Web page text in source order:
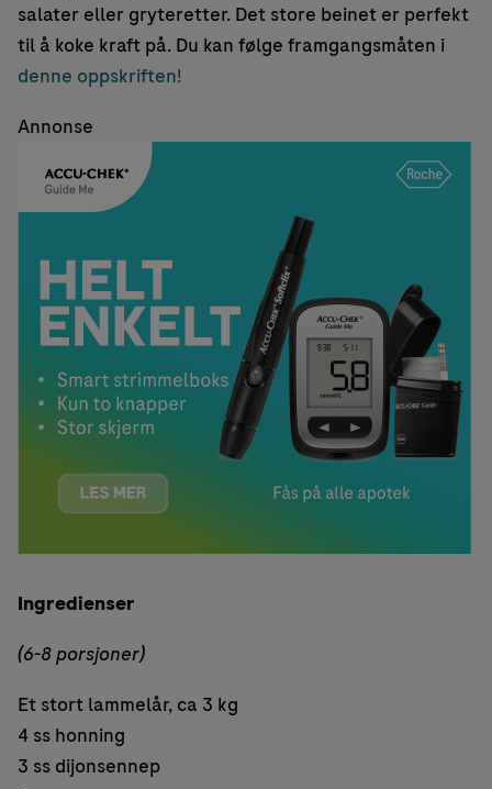
salater eller gryteretter. Det store beinet er perfekt
til å koke kraft på. Du kan følge framgangsmåten i
denne oppskriften!
Annonse
Ingredienser
(6-8 porsjoner)
Et stort lammelår, ca 3 kg
4 ss honning
3 ss dijonsennep